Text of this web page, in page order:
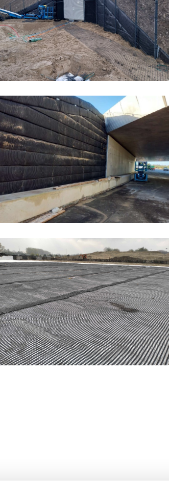
Gewapende grondconstructie die tevens de
gronddruk van het systeemhuis houdt en
dienst doet als groene wand.
A16 ROTTERDAM –
GEWAPENDE GROND K10
Realisatie van diverse gewapende
grondconstructies om het betonwerk van het
landhoofd heen.
A16 ROTTERDAM –
PAALMATRAS K30B
Realisatie van een paalmatras in plaats van
toepassing van voorbelasting.